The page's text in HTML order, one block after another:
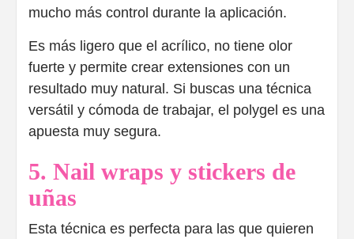
mucho más control durante la aplicación.
Es más ligero que el acrílico, no tiene olor
fuerte y permite crear extensiones con un
resultado muy natural. Si buscas una técnica
versátil y cómoda de trabajar, el polygel es una
apuesta muy segura.
5. Nail wraps y stickers de
uñas
Esta técnica es perfecta para las que quieren